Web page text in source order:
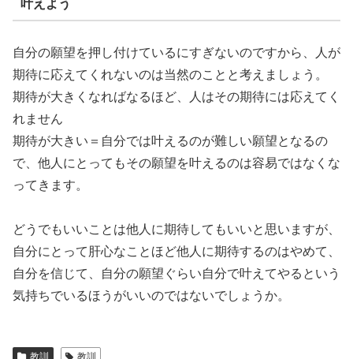
叶えよう
自分の願望を押し付けているにすぎないのですから、人が
期待に応えてくれないのは当然のことと考えましょう。
期待が大きくなればなるほど、人はその期待には応えてく
れません
期待が大きい＝自分では叶えるのが難しい願望となるの
で、他人にとってもその願望を叶えるのは容易ではなくな
ってきます。
どうでもいいことは他人に期待してもいいと思いますが、
自分にとって肝心なことほど他人に期待するのはやめて、
自分を信じて、自分の願望ぐらい自分で叶えてやるという
気持ちでいるほうがいいのではないでしょうか。